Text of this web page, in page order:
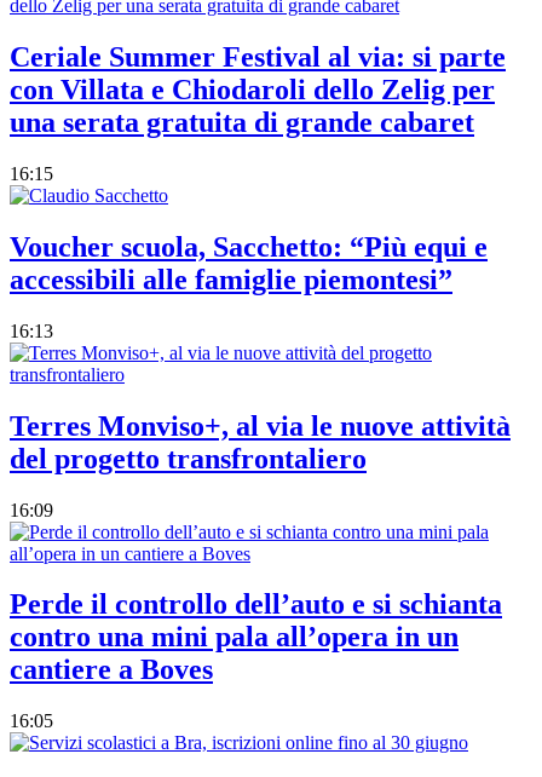
Ceriale Summer Festival al via: si parte
con Villata e Chiodaroli dello Zelig per
una serata gratuita di grande cabaret
16:15
Voucher scuola, Sacchetto: “Più equi e
accessibili alle famiglie piemontesi”
16:13
Terres Monviso+, al via le nuove attività
del progetto transfrontaliero
16:09
Perde il controllo dell’auto e si schianta
contro una mini pala all’opera in un
cantiere a Boves
16:05